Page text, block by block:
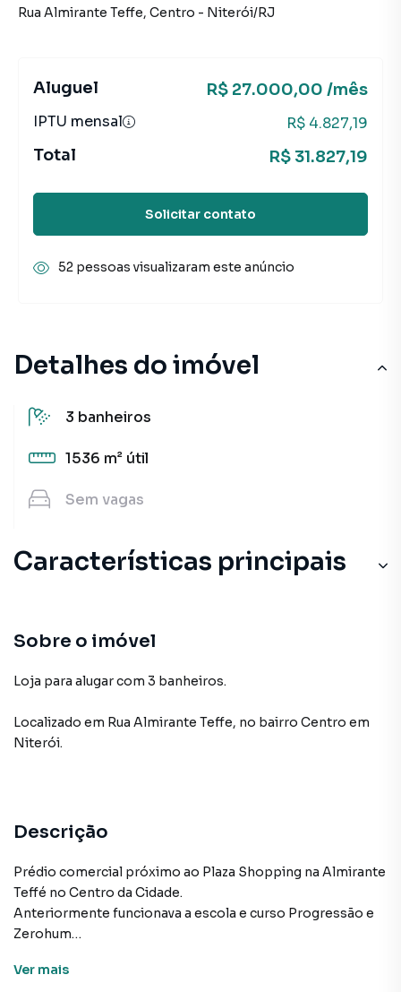
Detalhes do imóvel
3 banheiros
1536 m² útil
Sem vagas
Características principais
Sobre o imóvel
Loja para alugar com 3 banheiros.
Localizado em Rua Almirante Teffe, no bairro Centro em
Niterói.
Descrição
Prédio comercial próximo ao Plaza Shopping na Almirante
Teffé no Centro da Cidade.
Anteriormente funcionava a escola e curso Progressão e
Zerohum
Loja Comercial para Aluguel no Centro de Niterói – 690m²
Ver mais
Rua Almirante Teffe, Centro - Niterói/RJ
Aluguel R$ 27.000,00 /mês
IPTU mensal R$ 4.827,19
Total R$ 31.827,19
Solicitar contato
52 pessoas visualizaram este anúncio